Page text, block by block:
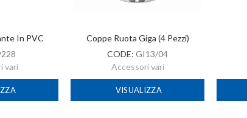
In PVC
vari
Coppe Ruota Giga (4 Pezzi)
CODE: GI13/04
Accessori vari
VISUALIZZA